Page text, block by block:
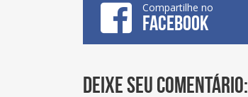
Compartilhe no
FACEBOOK
Deixe seu comentário: